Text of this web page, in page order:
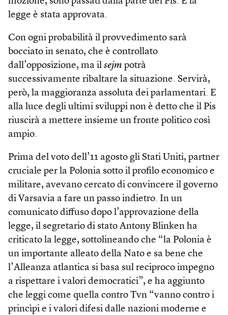
legge è stata approvata.
Con ogni probabilità il provvedimento sarà
bocciato in senato, che è controllato
dall’opposizione, ma il sejm potrà
successivamente ribaltare la situazione. Servirà,
però, la maggioranza assoluta dei parlamentari. E
alla luce degli ultimi sviluppi non è detto che il Pis
riuscirà a mettere insieme un fronte politico così
ampio.
Prima del voto dell’11 agosto gli Stati Uniti, partner
cruciale per la Polonia sotto il profilo economico e
militare, avevano cercato di convincere il governo
di Varsavia a fare un passo indietro. In un
comunicato diffuso dopo l’approvazione della
legge, il segretario di stato Antony Blinken ha
criticato la legge, sottolineando che “la Polonia è
un importante alleato della Nato e sa bene che
l’Alleanza atlantica si basa sul reciproco impegno
a rispettare i valori democratici”, e ha aggiunto
che leggi come quella contro Tvn “vanno contro i
princìpi e i valori difesi dalle nazioni moderne e